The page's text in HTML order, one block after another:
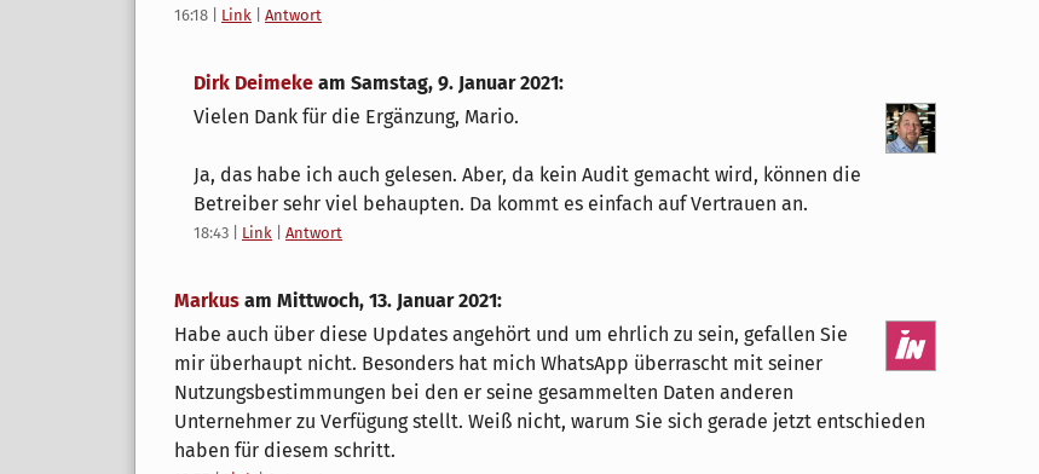
16:18 Link Antwort
Dirk Deimeke am Samstag, 9. Januar 2021:
Vielen Dank für die Ergänzung, Mario.
Ja, das habe ich auch gelesen. Aber, da kein Audit gemacht wird, können die
Betreiber sehr viel behaupten. Da kommt es einfach auf Vertrauen an.
18:43 Link Antwort
Markus am Mittwoch, 13. Januar 2021:
Habe auch über diese Updates angehört und um ehrlich zu sein, gefallen Sie
mir überhaupt nicht. Besonders hat mich WhatsApp überrascht mit seiner
Nutzungsbestimmungen bei den er seine gesammelten Daten anderen
Unternehmer zu Verfügung stellt. Weiß nicht, warum Sie sich gerade jetzt entschieden
haben für diesem schritt.